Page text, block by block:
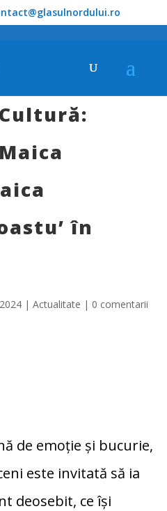
în
| Actualitate | 0 comentarii
de emoție și bucurie,
este invitată să ia
deosebit, ce își